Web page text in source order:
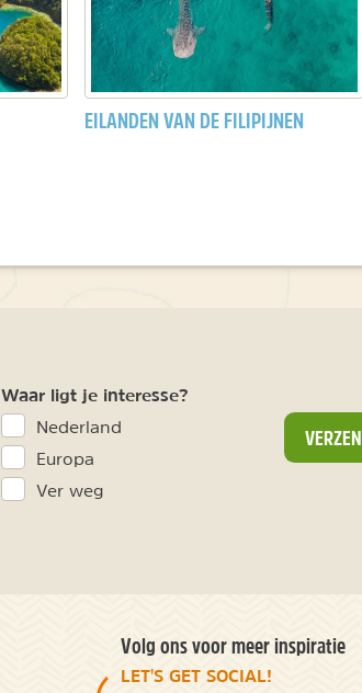
EILANDEN VAN DE FILIPIJNEN
Waar ligt je interesse?
Nederland
Europa
Ver weg
Volg ons voor meer inspiratie
LET'S GET SOCIAL!